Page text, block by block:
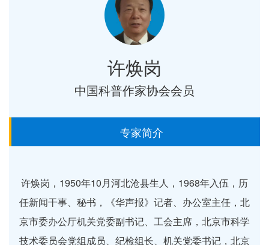
许焕岗
中国科普作家协会会员
专家简介
许焕岗，1950年10月河北沧县生人，1968年入伍，历
任新闻干事、秘书，《华声报》记者、办公室主任，北
京市委办公厅机关党委副书记、工会主席，北京市科学
技术委员会党组成员、纪检组长、机关党委书记，北京